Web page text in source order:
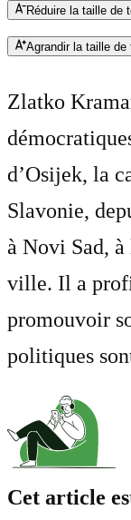
Réduire la taille de
Agrandir la taille de
Zlatko
d’Osijek, la
Slavonie,
à Novi Sad, à
ville. Il a
promouvoir
politiques
Cet article